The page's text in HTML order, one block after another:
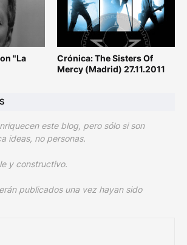
"La
Crónica: The Sisters Of
Mercy (Madrid) 27.11.2011
este blog, pero sólo si son
ideas, no personas.
y constructivo.
publicados una vez hayan sido